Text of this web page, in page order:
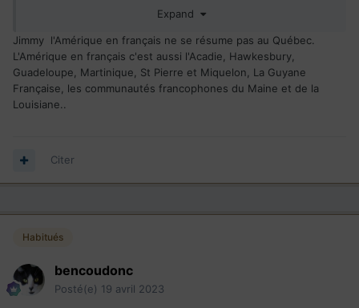
Il y a l'Amérique en espagnol, l'Amérique en anglais,
Québec.
Le Québec se fend le cul en quatre pour ‘’recruter’’ des
immigrants francophones…mais la discussion porte surtout
sur la couleur des épinettes
Expand
Jimmy l'Amérique en français ne se résume pas au Québec.
L'Amérique en français c'est aussi l'Acadie, Hawkesbury,
Guadeloupe, Martinique, St Pierre et Miquelon, La Guyane
Française, les communautés francophones du Maine et de la
Louisiane..
Citer
Habitués
bencoudonc
Posté(e) 19 avril 2023